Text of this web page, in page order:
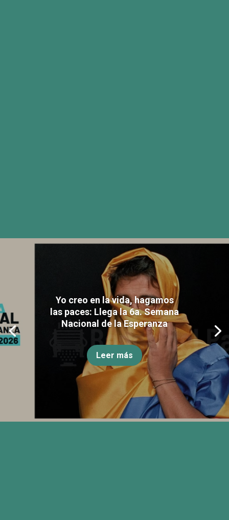
Yo creo en la vida, hagamos
las paces: Llega la 6a. Semana
Nacional de la Esperanza
Leer más